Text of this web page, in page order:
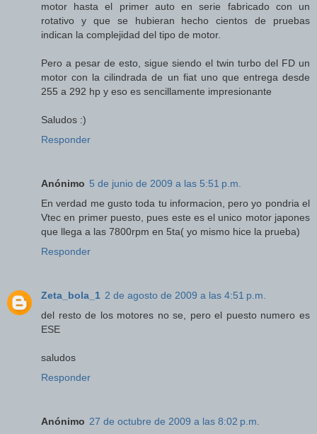
motor hasta el primer auto en serie fabricado con un
rotativo y que se hubieran hecho cientos de pruebas
indican la complejidad del tipo de motor.
Pero a pesar de esto, sigue siendo el twin turbo del FD un
motor con la cilindrada de un fiat uno que entrega desde
255 a 292 hp y eso es sencillamente impresionante
Saludos :)
Responder
Anónimo 5 de junio de 2009 a las 5:51 p.m.
En verdad me gusto toda tu informacion, pero yo pondria el
Vtec en primer puesto, pues este es el unico motor japones
que llega a las 7800rpm en 5ta( yo mismo hice la prueba)
Responder
Zeta_bola_1 2 de agosto de 2009 a las 4:51 p.m.
del resto de los motores no se, pero el puesto numero es
ESE
saludos
Responder
Anónimo 27 de octubre de 2009 a las 8:02 p.m.